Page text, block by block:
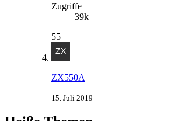
Zugriffe
39k
55
ZX550A
15. Juli 2019